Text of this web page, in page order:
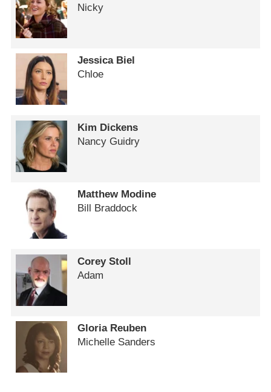
Nicky
Jessica Biel
Chloe
Kim Dickens
Nancy Guidry
Matthew Modine
Bill Braddock
Corey Stoll
Adam
Gloria Reuben
Michelle Sanders